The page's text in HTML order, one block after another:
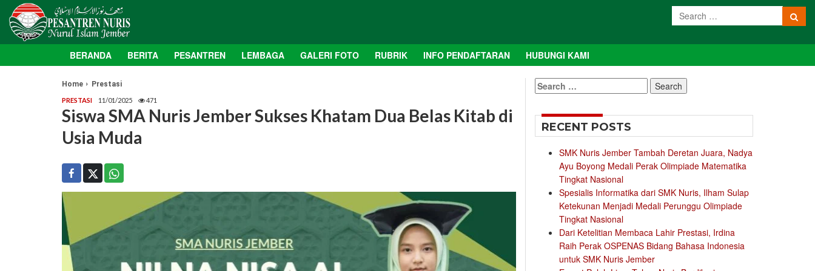
BERANDA BERITA PESANTREN LEMBAGA GALERI FOTO RUBRIK INFO PENDAFTARAN HUBUNGI KAMI
Home Prestasi
PRESTASI 11/01/2025 471
Siswa SMA Nuris Jember Sukses Khatam Dua Belas Kitab di
Usia Muda
Search
for:
RECENT POSTS
SMK Nuris Jember Tambah Deretan Juara, Nadya
Ayu Boyong Medali Perak Olimpiade Matematika
Tingkat Nasional
Spesialis Informatika dari SMK Nuris, Ilham Sulap
Ketekunan Menjadi Medali Perunggu Olimpiade
Tingkat Nasional
Dari Ketelitian Membaca Lahir Prestasi, Irdina
Raih Perak OSPENAS Bidang Bahasa Indonesia
untuk SMK Nuris Jember